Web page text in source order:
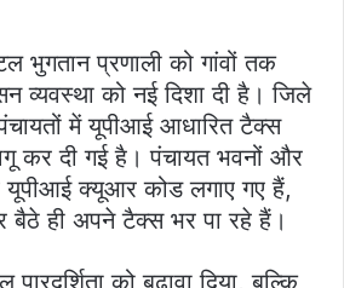
भुगतान प्रणाली को गांवों तक
व्यवस्था को नई दिशा दी है। जिले
में यूपीआई आधारित टैक्स
कर दी गई है। पंचायत भवनों और
यूपीआई क्यूआर कोड लगाए गए हैं,
बैठे ही अपने टैक्स भर पा रहे हैं।
को बढ़ावा दिया, बल्कि